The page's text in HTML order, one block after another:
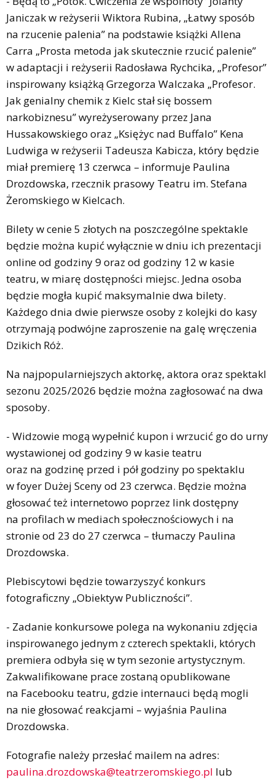
Janiczak w reżyserii Wiktora Rubina, „Łatwy sposób
na rzucenie palenia” na podstawie książki Allena
Carra „Prosta metoda jak skutecznie rzucić palenie”
w adaptacji i reżyserii Radosława Rychcika, „Profesor”
inspirowany książką Grzegorza Walczaka „Profesor.
Jak genialny chemik z Kielc stał się bossem
narkobiznesu” wyreżyserowany przez Jana
Hussakowskiego oraz „Księżyc nad Buffalo” Kena
Ludwiga w reżyserii Tadeusza Kabicza, który będzie
miał premierę 13 czerwca – informuje Paulina
Drozdowska, rzecznik prasowy Teatru im. Stefana
Żeromskiego w Kielcach.
Bilety w cenie 5 złotych na poszczególne spektakle
będzie można kupić wyłącznie w dniu ich prezentacji
online od godziny 9 oraz od godziny 12 w kasie
teatru, w miarę dostępności miejsc. Jedna osoba
będzie mogła kupić maksymalnie dwa bilety.
Każdego dnia dwie pierwsze osoby z kolejki do kasy
otrzymają podwójne zaproszenie na galę wręczenia
Dzikich Róż.
Na najpopularniejszych aktorkę, aktora oraz spektakl
sezonu 2025/2026 będzie można zagłosować na dwa
sposoby.
- Widzowie mogą wypełnić kupon i wrzucić go do urny
wystawionej od godziny 9 w kasie teatru
oraz na godzinę przed i pół godziny po spektaklu
w foyer Dużej Sceny od 23 czerwca. Będzie można
głosować też internetowo poprzez link dostępny
na profilach w mediach społecznościowych i na
stronie od 23 do 27 czerwca – tłumaczy Paulina
Drozdowska.
Plebiscytowi będzie towarzyszyć konkurs
fotograficzny „Obiektyw Publiczności”.
- Zadanie konkursowe polega na wykonaniu zdjęcia
inspirowanego jednym z czterech spektakli, których
premiera odbyła się w tym sezonie artystycznym.
Zakwalifikowane prace zostaną opublikowane
na Facebooku teatru, gdzie internauci będą mogli
na nie głosować reakcjami – wyjaśnia Paulina
Drozdowska.
Fotografie należy przesłać mailem na adres:
paulina.drozdowska@teatrzeromskiego.pl lub